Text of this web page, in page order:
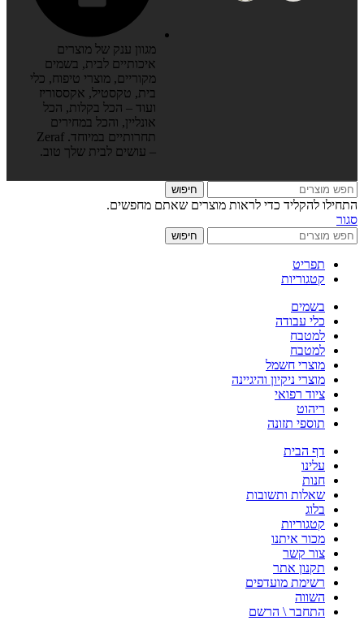
מגוון ענק של מוצרים
איכותיים לבית, בשמים
מקוריים, מוצרי טיפוח, כלי
בית, טקסטיל, אקססוריז
ועוד – הכל בקלות, הכל
אונליין, והכל במחירים
תחרותיים במיוחד. Zeraf
– עושים לבית שלך טוב.
חיפוש
התחילו להקליד כדי לראות מוצרים שאתם מחפשים.
סגור
חיפוש
תפריט
קטגוריות
בשמים
כלי עבודה
למטבח
למטבח
מוצרי חשמל
מוצרי ניקיון והיגיינה
ציוד רפואי
ריהוט
תוספי תזונה
דף הבית
עלינו
חנות
שאלות ותשובות
בלוג
קטגוריות
מכור איתנו
צור קשר
תקנון אתר
רשימת מועדפים
השווה
התחבר \ הרשם